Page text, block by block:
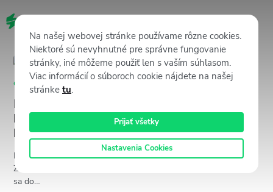
CX Benchmarky Ivan Dvoran
Public Review Spotlight: Ktoré
bratislavské nákupné centrá sú najlepšie
hodnotené a prečo?
Návšteva nákupného centra dnes nie je len o nakupovaní.
Zákazníci a návštevníci vnímajú celý zážitok – od toho, ako ľahko
sa do…
Na našej webovej stránke používame rôzne cookies.
Niektoré sú nevyhnutné pre správne fungovanie
stránky, iné môžeme použiť len s vaším súhlasom.
Viac informácií o súboroch cookie nájdete na našej
stránke tu.
Prijať všetky
Nastavenia Cookies